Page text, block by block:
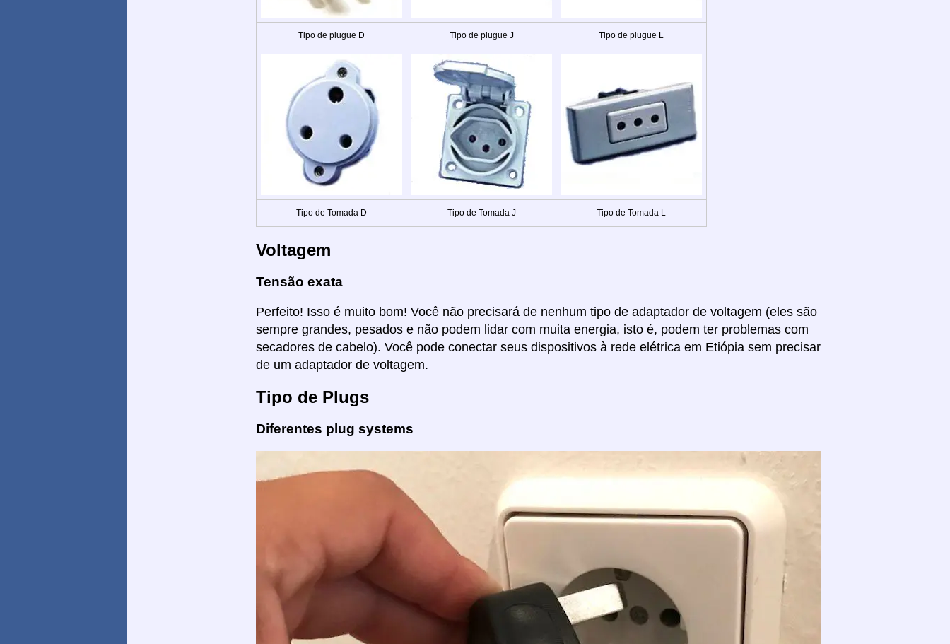
Tipo de plugue D Tipo de plugue J Tipo de plugue L
Tipo de Tomada D Tipo de Tomada J Tipo de Tomada L
Voltagem
Tensão exata
Perfeito! Isso é muito bom! Você não precisará de nenhum tipo de adaptador de voltagem (eles são
sempre grandes, pesados e não podem lidar com muita energia, isto é, podem ter problemas com
secadores de cabelo). Você pode conectar seus dispositivos à rede elétrica em Etiópia sem precisar
de um adaptador de voltagem.
Tipo de Plugs
Diferentes plug systems